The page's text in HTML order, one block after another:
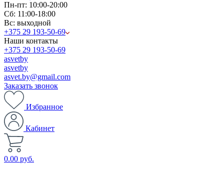
Пн-пт: 10:00-20:00
Сб: 11:00-18:00
Вс: выходной
+375 29 193-50-69
Наши контакты
+375 29 193-50-69
asvetby
asvetby
asvet.by@gmail.com
Заказать звонок
Избранное
Кабинет
0.00 руб.